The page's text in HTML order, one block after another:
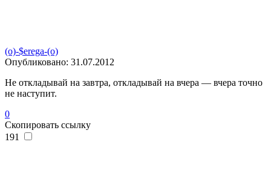
(o)-$erega-(o)
Опубликовано: 31.07.2012
Не откладывай на завтра, откладывай на вчера — вчера точно
не наступит.
0
Скопировать ссылку
191